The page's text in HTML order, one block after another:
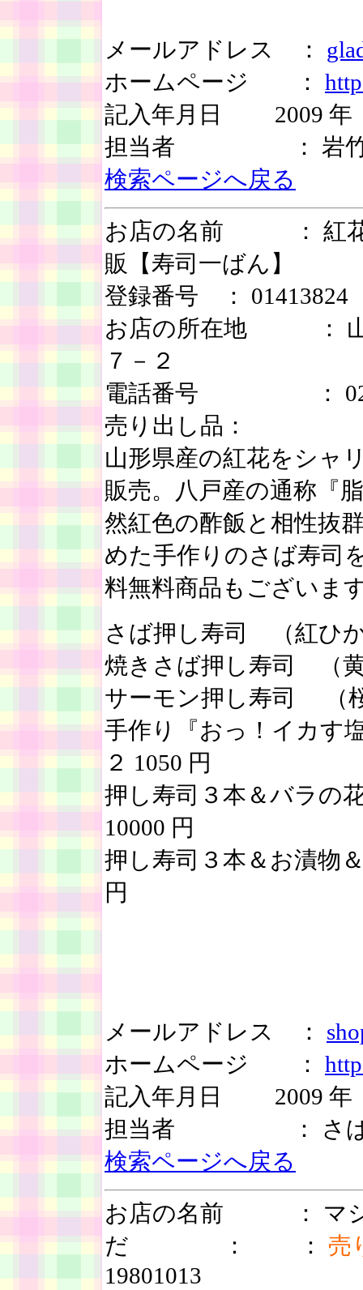
メールアドレス ：
ホームページ ：
記入年月日 2009
担当者 ： 岩竹
検索ページへ戻る
お店の名前 ： 紅花
販【寿司一ば
登録番号 ： 01413824
お店の所在地 ： 山
７－２
電話番号 ：
売り出し品：
山形県産の紅花をシャ
販売。八戸産の通称『
然紅色の酢飯と相性抜
めた手作りのさば寿司
料無料商品もございま
さば押し寿司 （紅ひ
焼きさば押し寿司 （
サーモン押し寿司 （
手作り『おっ！イカす
２ 1050 円
押し寿司３本＆バラの
10000 円
押し寿司３本＆お漬物
円
メールアドレス ：
ホームページ ：
記入年月日 2009
担当者 ： さば
検索ページへ戻る
お店の名前 ： マシ
だ ： ： 売
19801013